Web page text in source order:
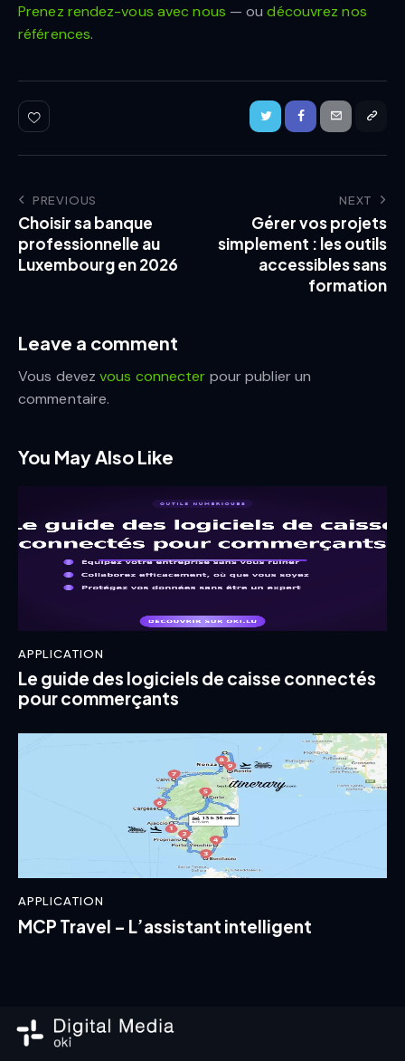
Prenez rendez-vous avec nous — oudécouvrez nos
références.
PREVIOUS
Choisir sa banque
professionnelle au
Luxembourg en 2026
NEXT
Gérer vos projets
simplement : les outils
accessibles sans
formation
Leave a comment
Vous devezvous connecter pour publier un
commentaire.
You May Also Like
APPLICATION
Le guide des logiciels de caisse connectés
pour commerçants
APPLICATION
MCP Travel – L’assistant intelligent